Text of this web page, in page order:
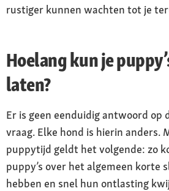
rustiger kunnen wachten tot je
Hoelang kun je
laten?
Er is geen eenduidig antwoord op
vraag. Elke hond is hierin anders.
puppytijd geldt het volgende: zo
puppy’s over het algemeen korte
hebben en snel hun ontlasting